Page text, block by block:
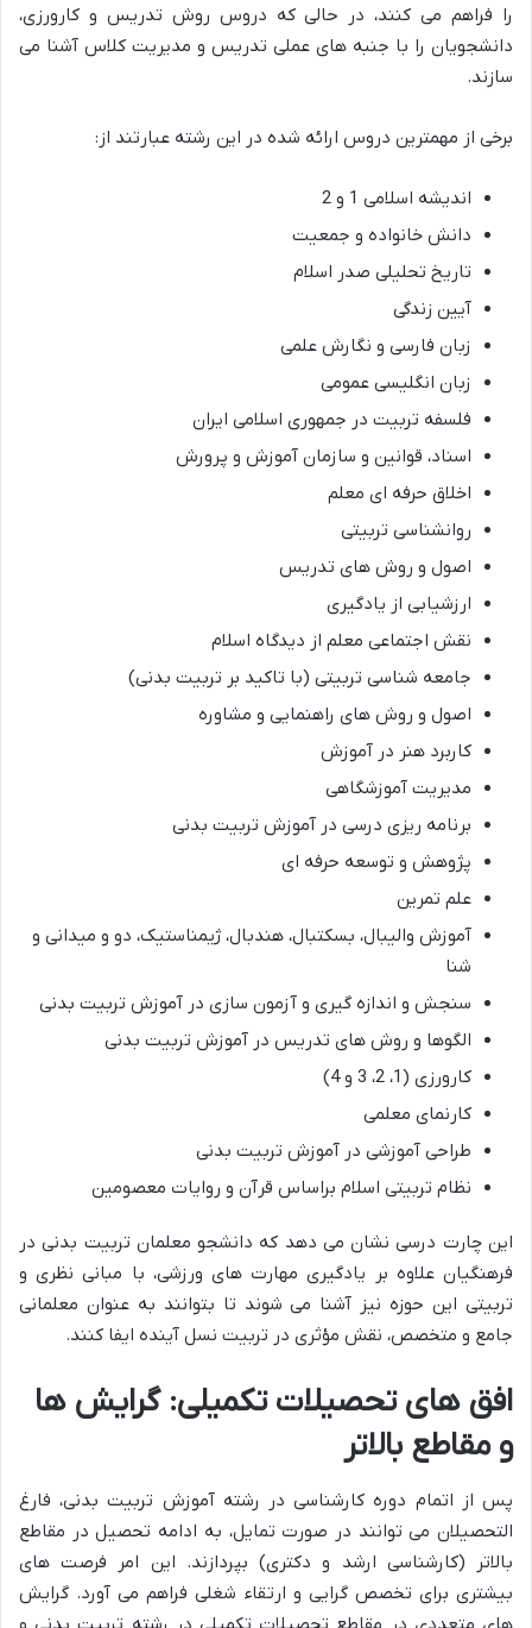
را فراهم می کنند، در حالی که دروس روش تدریس و کارورزی،
دانشجویان را با جنبه های عملی تدریس و مدیریت کلاس آشنا می
سازند.
برخی از مهمترین دروس ارائه شده در این رشته عبارتند از:
اندیشه اسلامی 1 و 2
دانش خانواده و جمعیت
تاریخ تحلیلی صدر اسلام
آیین زندگی
زبان فارسی و نگارش علمی
زبان انگلیسی عمومی
فلسفه تربیت در جمهوری اسلامی ایران
اسناد، قوانین و سازمان آموزش و پرورش
اخلاق حرفه ای معلم
روانشناسی تربیتی
اصول و روش های تدریس
ارزشیابی از یادگیری
نقش اجتماعی معلم از دیدگاه اسلام
جامعه شناسی تربیتی (با تاکید بر تربیت بدنی)
اصول و روش های راهنمایی و مشاوره
کاربرد هنر در آموزش
مدیریت آموزشگاهی
برنامه ریزی درسی در آموزش تربیت بدنی
پژوهش و توسعه حرفه ای
علم تمرین
آموزش والیبال، بسکتبال، هندبال، ژیمناستیک، دو و میدانی و
شنا
سنجش و اندازه گیری و آزمون سازی در آموزش تربیت بدنی
الگوها و روش های تدریس در آموزش تربیت بدنی
کارورزی (1، 2، 3 و 4)
کارنمای معلمی
طراحی آموزشی در آموزش تربیت بدنی
نظام تربیتی اسلام براساس قرآن و روایات معصومین
این چارت درسی نشان می دهد که دانشجو معلمان تربیت بدنی در
فرهنگیان علاوه بر یادگیری مهارت های ورزشی، با مبانی نظری و
تربیتی این حوزه نیز آشنا می شوند تا بتوانند به عنوان معلمانی
جامع و متخصص، نقش مؤثری در تربیت نسل آینده ایفا کنند.
افق های تحصیلات تکمیلی: گرایش ها
و مقاطع بالاتر
پس از اتمام دوره کارشناسی در رشته آموزش تربیت بدنی، فارغ
التحصیلان می توانند در صورت تمایل، به ادامه تحصیل در مقاطع
بالاتر (کارشناسی ارشد و دکتری) بپردازند. این امر فرصت های
بیشتری برای تخصص گرایی و ارتقاء شغلی فراهم می آورد. گرایش